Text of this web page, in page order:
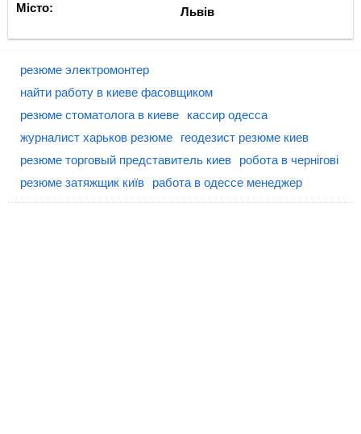
Місто:
Львів
резюме электромонтер
найти работу в киеве фасовщиком
резюме стоматолога в киеве
кассир одесса
журналист харьков резюме
геодезист резюме киев
резюме торговый представитель киев
робота в чернігові
резюме затяжщик київ
работа в одессе менеджер